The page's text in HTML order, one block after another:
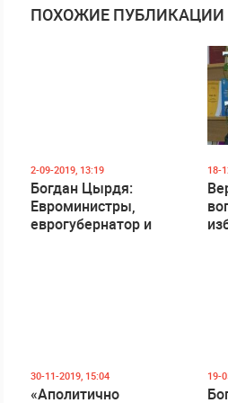
ПОХОЖИЕ ПУБЛИКАЦИИ
2-09-2019, 13:19
Богдан Цырдя:
Евроминистры,
еврогубернатор и
18-
30-11-2019, 15:04
«Аполитично
19-